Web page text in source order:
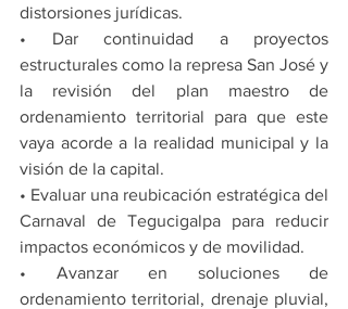
distorsiones jurídicas.
• Dar continuidad a proyectos
estructurales como la represa San José y
la revisión del plan maestro de
ordenamiento territorial para que este
vaya acorde a la realidad municipal y la
visión de la capital.
• Evaluar una reubicación estratégica del
Carnaval de Tegucigalpa para reducir
impactos económicos y de movilidad.
• Avanzar en soluciones de
ordenamiento territorial, drenaje pluvial,